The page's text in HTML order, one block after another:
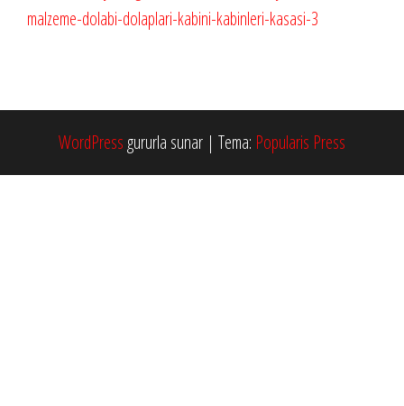
WordPress gururla sunar | Tema: Popularis Press